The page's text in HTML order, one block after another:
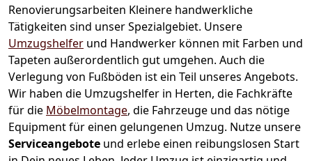
Renovierungsarbeiten Kleinere handwerkliche
Tätigkeiten sind unser Spezialgebiet. Unsere
Umzugshelfer und Handwerker können mit Farben und
Tapeten außerordentlich gut umgehen. Auch die
Verlegung von Fußböden ist ein Teil unseres Angebots.
Wir haben die Umzugshelfer in Herten, die Fachkräfte
für die Möbelmontage, die Fahrzeuge und das nötige
Equipment für einen gelungenen Umzug. Nutze unsere
Serviceangebote und erlebe einen reibungslosen Start